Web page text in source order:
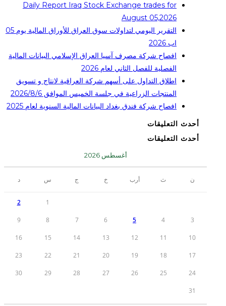
Daily Report Iraq Stock Exchange trades for
August 05,2026
التقرير اليومي لتداولات سوق العراق للأوراق المالية يوم 05
اب 2026
افصاح شركة مصرف آسيا العراق الإسلامي البيانات المالية
الفصلية للفصل الثاني لعام 2026
اطلاق التداول على أسهم شركة العراقية لانتاج و تسويق
المنتجات الزراعية في جلسة الخميس الموافق 2026/8/6
افصاح شركة فندق بغداد البيانات المالية السنوية لعام 2025
أحدث التعليقات
أحدث التعليقات
أغسطس 2026
ن ث أرب خ ج س د
1
2
3
4
5
6
7
8
9
10
11
12
13
14
15
16
17
18
19
20
21
22
23
24
25
26
27
28
29
30
31